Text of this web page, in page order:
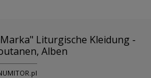
Liturgische Kleidung -
Alben